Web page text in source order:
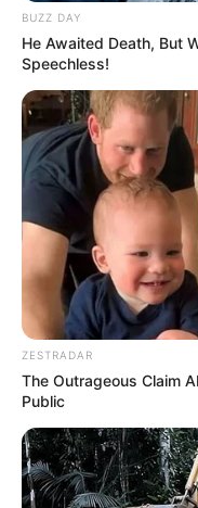
BUZZ DAY
He Awaited Death, But
Speechless!
ZESTRADAR
The Outrageous Claim
Public